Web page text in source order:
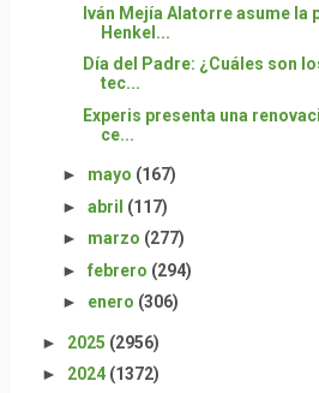
Iván Mejía Alatorre asume la
Henkel...
Día del Padre: ¿Cuáles son
tec...
Experis presenta una
ce...
► mayo (167)
► abril (117)
► marzo (277)
► febrero (294)
► enero (306)
► 2025 (2956)
► 2024 (1372)